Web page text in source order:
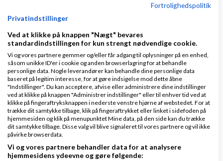
Det er en dejlig idé. Jeg tror bare ikke, at du selv kan
få borgerne til at gå derind. Med det rigtige værktøj
- et funktionelt velplaceret system med indlysende
affordance, kan du måske få organisationer og
virksomheder til at efterspørge feedback derinde
under kontrollerede forhold. Når brugeren så er til
Fortrolighedspolitik
Privatindstillinger
Ved at klikke på knappen "Nægt" bevares
standardindstillingen for kun strengt nødvendige cookie.
Vi og vores partnere gemmer og/eller får adgang til oplysninger på en enhed,
såsom unikke ID'er i cookie og anden browserlagring for at behandle
personlige data. Nogle leverandører kan behandle dine personlige data
baseret på legitim interesse, for at gøre indsigelse mod dette åbne
"Indstillinger". Du kan acceptere, afvise eller administrere dine indstillinger
ved at klikke på knappen "Administrer indstillinger" eller til enhver tid ved at
klikke på fingeraftryksknappen i nederste venstre hjørne af webstedet. For at
trække dit samtykke tilbage, klik på fingeraftrykket eller linket i sidefoden på
hjemmesiden og klik på menupunktet Mine data, på den side kan du trække
dit samtykke tilbage. Disse valg vil blive signaleret til vores partnere og vil ikke
påvirke browserdata.
Vi og vores partnere behandler data for at analysere
hjemmesidens ydeevne og gøre følgende: